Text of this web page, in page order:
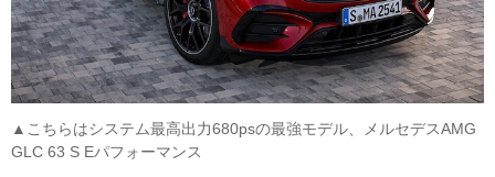
▲こちらはシステム最高出力680psの最強モデル、メルセデスAMG
GLC 63 S Eパフォーマンス